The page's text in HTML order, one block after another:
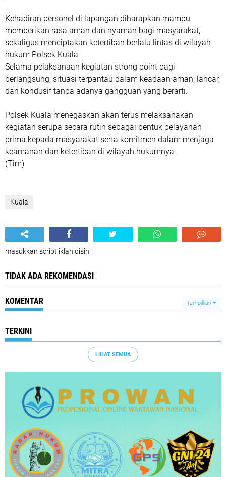
Kehadiran personel di lapangan diharapkan mampu
memberikan rasa aman dan nyaman bagi masyarakat,
sekaligus menciptakan ketertiban berlalu lintas di wilayah
hukum Polsek Kuala.
Selama pelaksanaan kegiatan strong point pagi
berlangsung, situasi terpantau dalam keadaan aman, lancar,
dan kondusif tanpa adanya gangguan yang berarti.
Polsek Kuala menegaskan akan terus melaksanakan
kegiatan serupa secara rutin sebagai bentuk pelayanan
prima kepada masyarakat serta komitmen dalam menjaga
keamanan dan ketertiban di wilayah hukumnya.
(Tim)
Kuala
masukkan script iklan disini
TIDAK ADA REKOMENDASI
KOMENTAR Tampilkan
TERKINI
LIHAT SEMUA